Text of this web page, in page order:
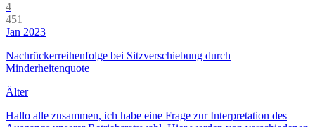
4
451
Jan 2023
Nachrückerreihenfolge bei Sitzverschiebung durch
Minderheitenquote
Älter
Hallo alle zusammen, ich habe eine Frage zur Interpretation des